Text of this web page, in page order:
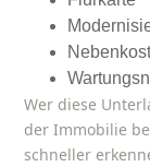
Wer diese
der Immobilie
schneller